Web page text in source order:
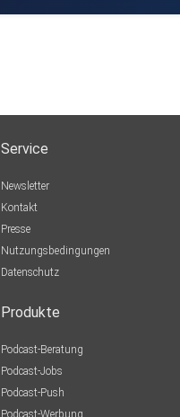
Service
Newsletter
Kontakt
Presse
Nutzungsbedingungen
Datenschutz
Produkte
Podcast-Beratung
Podcast-Jobs
Podcast-Push
Podcast-Werbung